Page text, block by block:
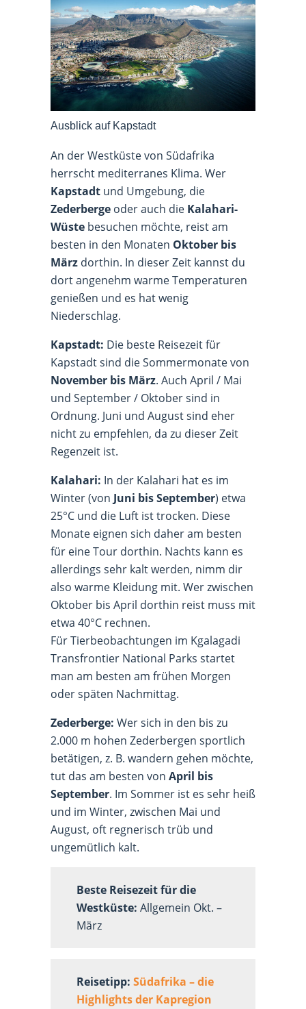
Ausblick auf Kapstadt
An der Westküste von Südafrika
herrscht mediterranes Klima. Wer
Kapstadt und Umgebung, die
Zederberge oder auch die Kalahari-
Wüste besuchen möchte, reist am
besten in den Monaten Oktober bis
März dorthin. In dieser Zeit kannst du
dort angenehm warme Temperaturen
genießen und es hat wenig
Niederschlag.
Kapstadt: Die beste Reisezeit für
Kapstadt sind die Sommermonate von
November bis März. Auch April / Mai
und September / Oktober sind in
Ordnung. Juni und August sind eher
nicht zu empfehlen, da zu dieser Zeit
Regenzeit ist.
Kalahari: In der Kalahari hat es im
Winter (von Juni bis September) etwa
25°C und die Luft ist trocken. Diese
Monate eignen sich daher am besten
für eine Tour dorthin. Nachts kann es
allerdings sehr kalt werden, nimm dir
also warme Kleidung mit. Wer zwischen
Oktober bis April dorthin reist muss mit
etwa 40°C rechnen.
Für Tierbeobachtungen im Kgalagadi
Transfrontier National Parks startet
man am besten am frühen Morgen
oder späten Nachmittag.
Zederberge: Wer sich in den bis zu
2.000 m hohen Zederbergen sportlich
betätigen, z. B. wandern gehen möchte,
tut das am besten von April bis
September. Im Sommer ist es sehr heiß
und im Winter, zwischen Mai und
August, oft regnerisch trüb und
ungemütlich kalt.
Beste Reisezeit für die
Westküste: Allgemein Okt. –
März
Reisetipp: Südafrika – die
Highlights der Kapregion